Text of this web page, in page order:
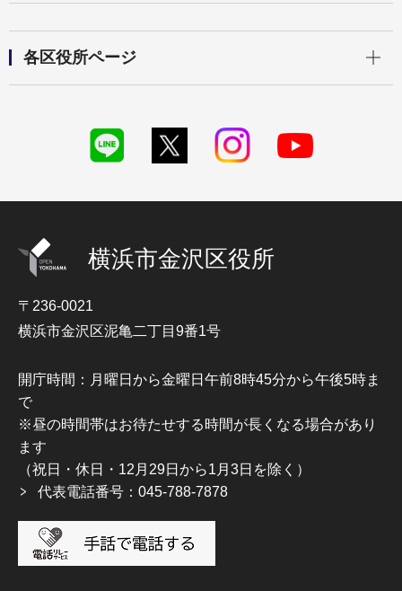
各区役所ページ
横浜市金沢区役所
〒236-0021
横浜市金沢区泥亀二丁目9番1号
開庁時間：月曜日から金曜日午前8時45分から午後5時ま
で
※昼の時間帯はお待たせする時間が長くなる場合があり
ます
（祝日・休日・12月29日から1月3日を除く）
代表電話番号：045-788-7878